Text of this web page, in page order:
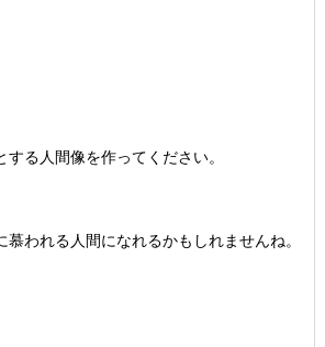
る人間像を作ってください。
慕われる人間になれるかもしれませんね。